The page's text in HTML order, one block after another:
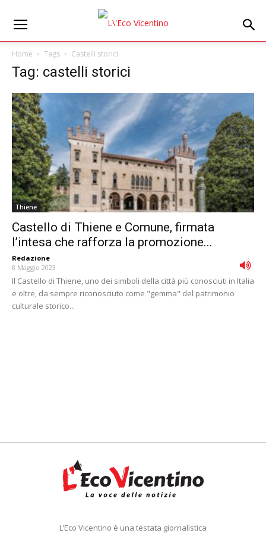
Home Tags Castelli storici
Tag: castelli storici
Thiene
Castello di Thiene e Comune, firmata
l’intesa che rafforza la promozione...
Redazione -
8 Maggio 2023
Il Castello di Thiene, uno dei simboli della città più conosciuti in Italia
e oltre, da sempre riconosciuto come "gemma" del patrimonio
culturale storico...
L’Eco Vicentino è una testata giornalistica